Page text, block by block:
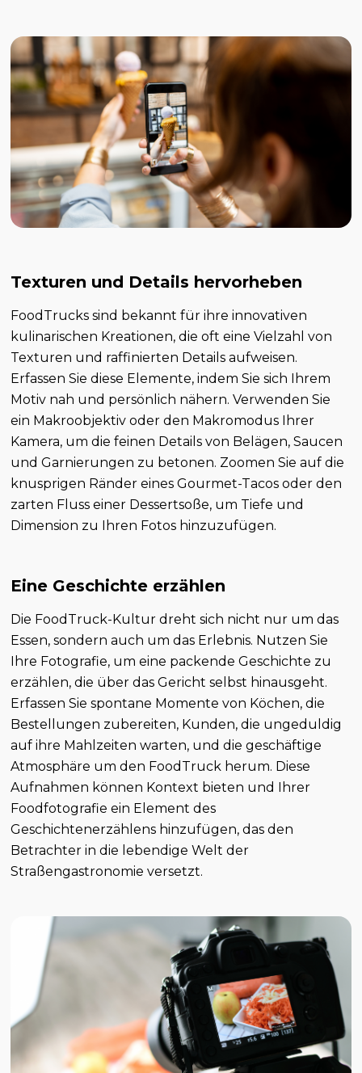
Texturen und Details hervorheben
FoodTrucks sind bekannt für ihre innovativen
kulinarischen Kreationen, die oft eine Vielzahl von
Texturen und raffinierten Details aufweisen.
Erfassen Sie diese Elemente, indem Sie sich Ihrem
Motiv nah und persönlich nähern. Verwenden Sie
ein Makroobjektiv oder den Makromodus Ihrer
Kamera, um die feinen Details von Belägen, Saucen
und Garnierungen zu betonen. Zoomen Sie auf die
knusprigen Ränder eines Gourmet-Tacos oder den
zarten Fluss einer Dessertsoße, um Tiefe und
Dimension zu Ihren Fotos hinzuzufügen.
Eine Geschichte erzählen
Die FoodTruck-Kultur dreht sich nicht nur um das
Essen, sondern auch um das Erlebnis. Nutzen Sie
Ihre Fotografie, um eine packende Geschichte zu
erzählen, die über das Gericht selbst hinausgeht.
Erfassen Sie spontane Momente von Köchen, die
Bestellungen zubereiten, Kunden, die ungeduldig
auf ihre Mahlzeiten warten, und die geschäftige
Atmosphäre um den FoodTruck herum. Diese
Aufnahmen können Kontext bieten und Ihrer
Foodfotografie ein Element des
Geschichtenerzählens hinzufügen, das den
Betrachter in die lebendige Welt der
Straßengastronomie versetzt.